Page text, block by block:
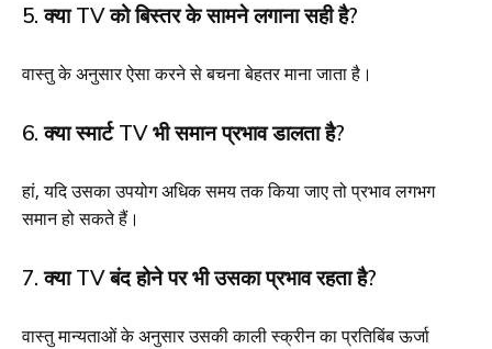
5. क्या TV को बिस्तर के सामने लगाना सही है?
वास्तु के अनुसार ऐसा करने से बचना बेहतर माना जाता है।
6. क्या स्मार्ट TV भी समान प्रभाव डालता है?
हां, यदि उसका उपयोग अधिक समय तक किया जाए तो प्रभाव लगभग
समान हो सकते हैं।
7. क्या TV बंद होने पर भी उसका प्रभाव रहता है?
वास्तु मान्यताओं के अनुसार उसकी काली स्क्रीन का प्रतिबिंब ऊर्जा